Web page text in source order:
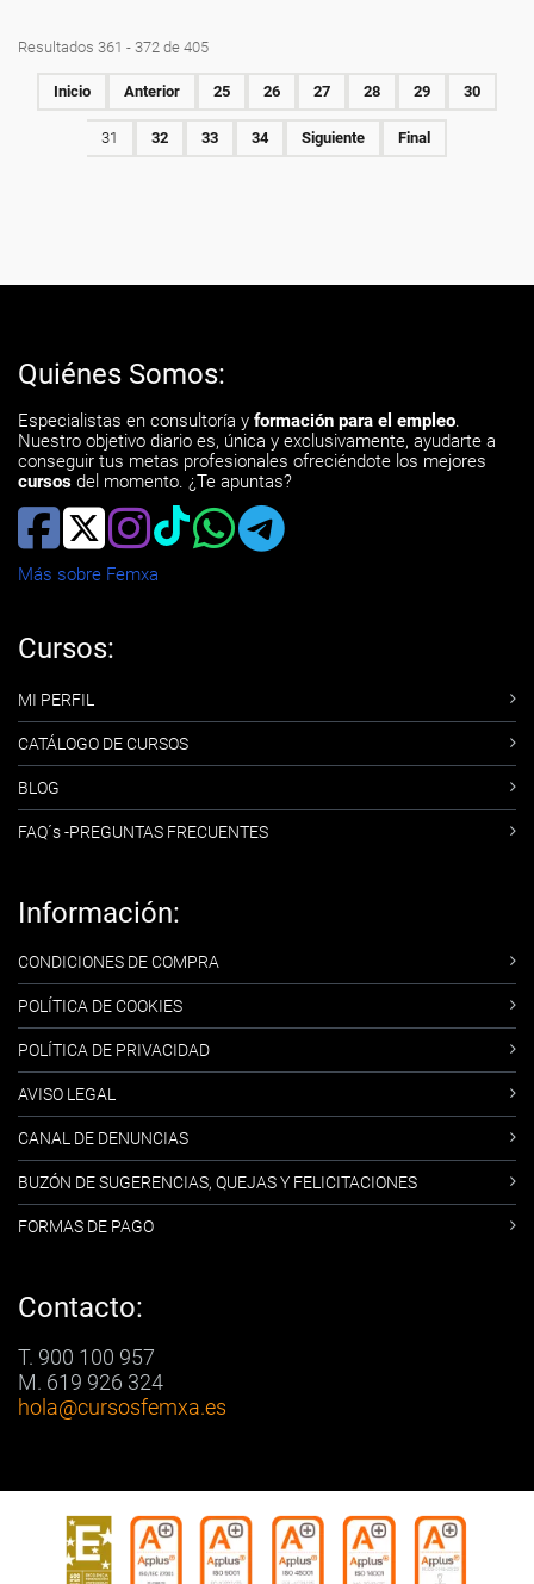
Resultados 361 - 372 de 405
Inicio Anterior 25 26 27 28 29 30
31 32 33 34 Siguiente Final
Quiénes Somos:
Especialistas en consultoría y formación para el empleo.
Nuestro objetivo diario es, única y exclusivamente, ayudarte a
conseguir tus metas profesionales ofreciéndote los mejores
cursos del momento. ¿Te apuntas?
Más sobre Femxa
Cursos:
MI PERFIL
CATÁLOGO DE CURSOS
BLOG
FAQ´s -PREGUNTAS FRECUENTES
Información:
CONDICIONES DE COMPRA
POLÍTICA DE COOKIES
POLÍTICA DE PRIVACIDAD
AVISO LEGAL
CANAL DE DENUNCIAS
BUZÓN DE SUGERENCIAS, QUEJAS Y FELICITACIONES
FORMAS DE PAGO
Contacto:
T. 900 100 957
M. 619 926 324
hola@cursosfemxa.es